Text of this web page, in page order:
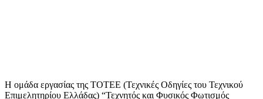
Η ομάδα εργασίας της ΤΟΤΕΕ (Τεχνικές Οδηγίες του Τεχνικού
Επιμελητηρίου Ελλάδας) “Τεχνητός και Φυσικός Φωτισμός